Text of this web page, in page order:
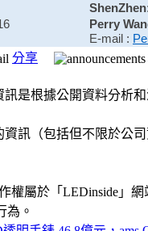
Perry
E-mail :
分享
訊是根據公開資料分析
資訊（包括但不限於公
權屬於「LEDinside
為。